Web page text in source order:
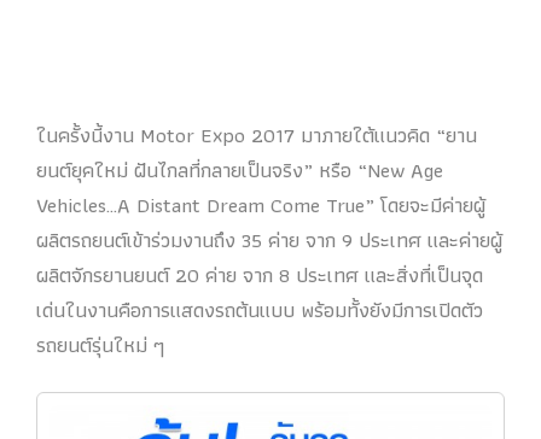
ในครั้งนี้งาน Motor Expo 2017 มาภายใต้แนวคิด “ยาน
ยนต์ยุคใหม่ ฝันไกลที่กลายเป็นจริง” หรือ “New Age
Vehicles…A Distant Dream Come True” โดยจะมีค่ายผู้
ผลิตรถยนต์เข้าร่วมงานถึง 35 ค่าย จาก 9 ประเทศ และค่ายผู้
ผลิตจักรยานยนต์ 20 ค่าย จาก 8 ประเทศ และสิ่งที่เป็นจุด
เด่นในงานคือการแสดงรถต้นแบบ พร้อมทั้งยังมีการเปิดตัว
รถยนต์รุ่นใหม่ ๆ